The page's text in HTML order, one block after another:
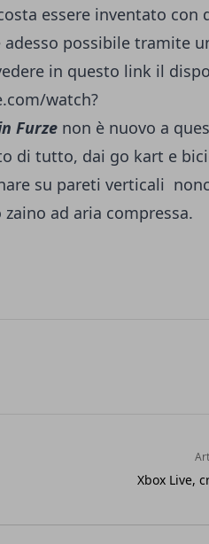
essere inventato con
possibile tramite
in questo link il
watch?
Furze non è nuovo a
di tutto, dai go kart e
su pareti verticali
ad aria compressa.
Xbox Live,